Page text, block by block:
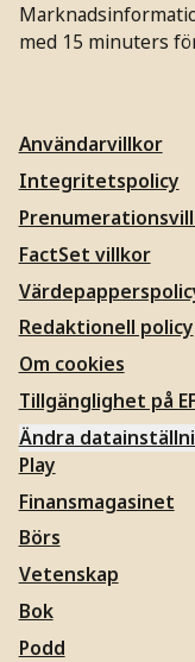
med 15 minuters
Användarvillkor
Integritetspolicy
FactSet villkor
Redaktionell policy
Om cookies
Tillgänglighet på
Ändra
Play
Finansmagasinet
Börs
Vetenskap
Bok
Podd